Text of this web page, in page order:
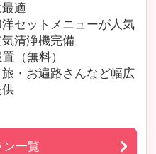
適
セットメニューが人気
清浄機完備
（無料）
・お遍路さんなど幅広
ン一覧